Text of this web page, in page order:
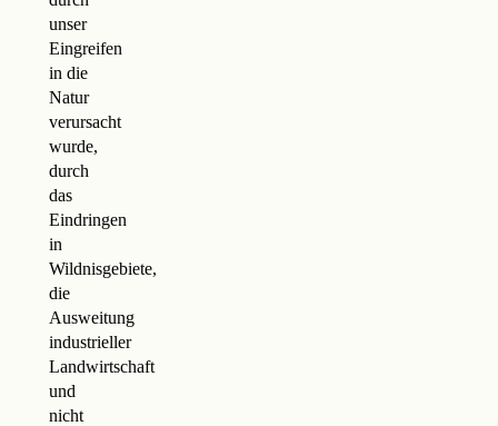
unser
Eingreifen
in die
Natur
verursacht
wurde,
durch
das
Eindringen
in
Wildnisgebiete,
die
Ausweitung
industrieller
Landwirtschaft
und
nicht